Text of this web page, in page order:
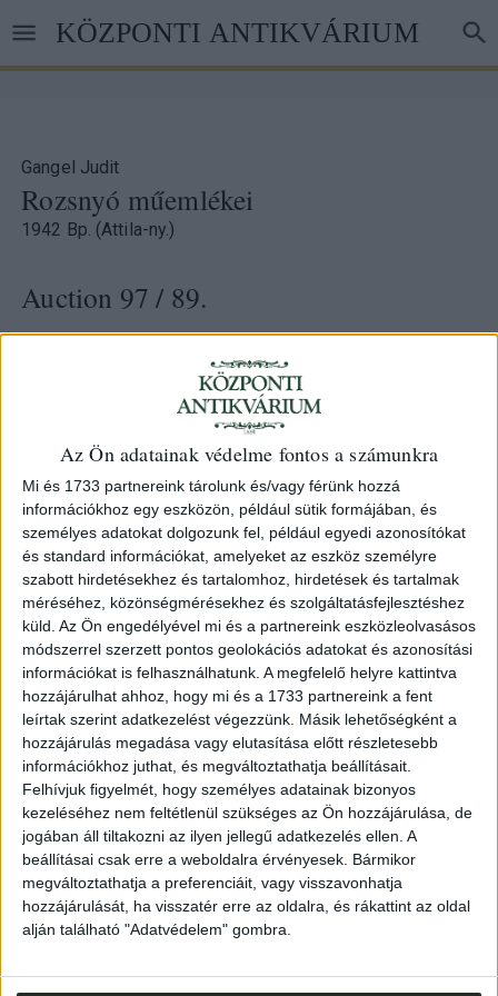
Az Ön adatainak védelme fontos a számunkra
Mi és 1733 partnereink tárolunk és/vagy férünk hozzá
információkhoz egy eszközön, például sütik formájában, és
személyes adatokat dolgozunk fel, például egyedi azonosítókat
és standard információkat, amelyeket az eszköz személyre
szabott hirdetésekhez és tartalomhoz, hirdetések és tartalmak
méréséhez, közönségmérésekhez és szolgáltatásfejlesztéshez
küld. Az Ön engedélyével mi és a partnereink eszközleolvasásos
módszerrel szerzett pontos geolokációs adatokat és azonosítási
információkat is felhasználhatunk. A megfelelő helyre kattintva
hozzájárulhat ahhoz, hogy mi és a 1733 partnereink a fent
leírtak szerint adatkezelést végezzünk. Másik lehetőségként a
hozzájárulás megadása vagy elutasítása előtt részletesebb
információkhoz juthat, és megváltoztathatja beállításait.
Felhívjuk figyelmét, hogy személyes adatainak bizonyos
kezeléséhez nem feltétlenül szükséges az Ön hozzájárulása, de
jogában áll tiltakozni az ilyen jellegű adatkezelés ellen. A
beállításai csak erre a weboldalra érvényesek. Bármikor
megváltoztathatja a preferenciáit, vagy visszavonhatja
hozzájárulását, ha visszatér erre az oldalra, és rákattint az oldal
alján található "Adatvédelem" gombra.
to
main
KÖZPONTI ANTIKVÁRIUM
Gangel Judit
Rozsnyó műemlékei
1942 Bp. (Attila-ny.)
Auction 97 / 89.
HUF 3 000
74041
88p.+4t. (A Bp.-i Kir. M. Pázmány P. Tudományegy.
Művészettört. és Keresztényrégészeti Int. dolgozatai.
77.)
Kiadói papírborítóban.
Address
: Hungary, 1053 Budapest, Múzeum krt. 13-15.
Telephone: +36 1 317 3514
Open: monday-friday 10-18, saturday 10-14